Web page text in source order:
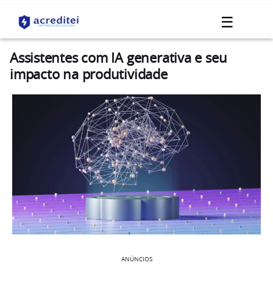
☰
Assistentes com IA generativa e seu
impacto na produtividade
ANÚNCIOS